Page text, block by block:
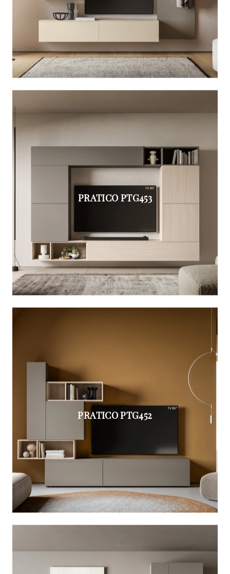
PRATICO PTG453
PRATICO PTG452